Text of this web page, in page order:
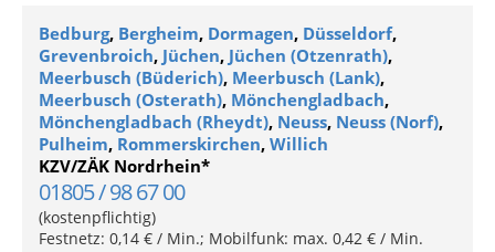
Bedburg, Bergheim, Dormagen, Düsseldorf,
Grevenbroich, Jüchen, Jüchen (Otzenrath),
Meerbusch (Büderich), Meerbusch (Lank),
Meerbusch (Osterath), Mönchengladbach,
Mönchengladbach (Rheydt), Neuss, Neuss (Norf),
Pulheim, Rommerskirchen, Willich
KZV/ZÄK Nordrhein*
01805 / 98 67 00
(kostenpflichtig)
Festnetz: 0,14 € / Min.; Mobilfunk: max. 0,42 € / Min.